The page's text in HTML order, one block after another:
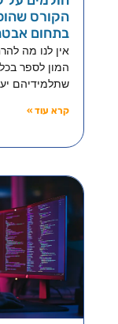
הקורס
בתחום
אין לנו מה
המון לספר
שתלמידיהם
קרא עוד »